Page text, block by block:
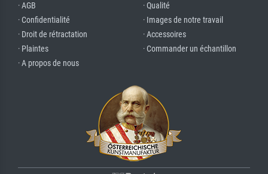
· AGB
· Confidentialité
· Droit de rétractation
· Plaintes
· A propos de nous
· Qualité
· Images de notre travail
· Accessoires
· Commander un échantillon